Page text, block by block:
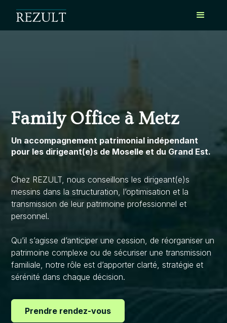
Family Office à Metz
Un accompagnement patrimonial indépendant
pour les dirigeant(e)s de Moselle et du Grand Est.
Chez REZULT, nous conseillons les dirigeant(e)s
messins dans la structuration, l’optimisation et la
transmission de leur patrimoine professionnel et
personnel.
Qu’il s’agisse d’anticiper une cession, de réorganiser un
patrimoine complexe ou de sécuriser une transmission
familiale, notre rôle est d’apporter clarté, stratégie et
sérénité dans chaque décision.
Prendre rendez-vous